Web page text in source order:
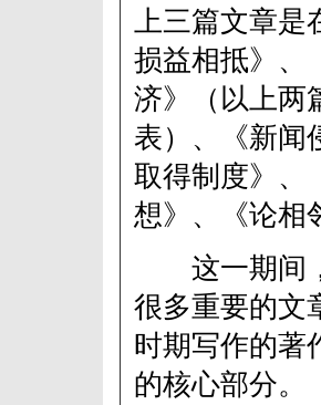
上三篇文章
损益相抵》、
济》（以上两
表）、《新闻
取得制度》、
想》、《论相
这一期间，
很多重要的文
时期写作的著
的核心部分。